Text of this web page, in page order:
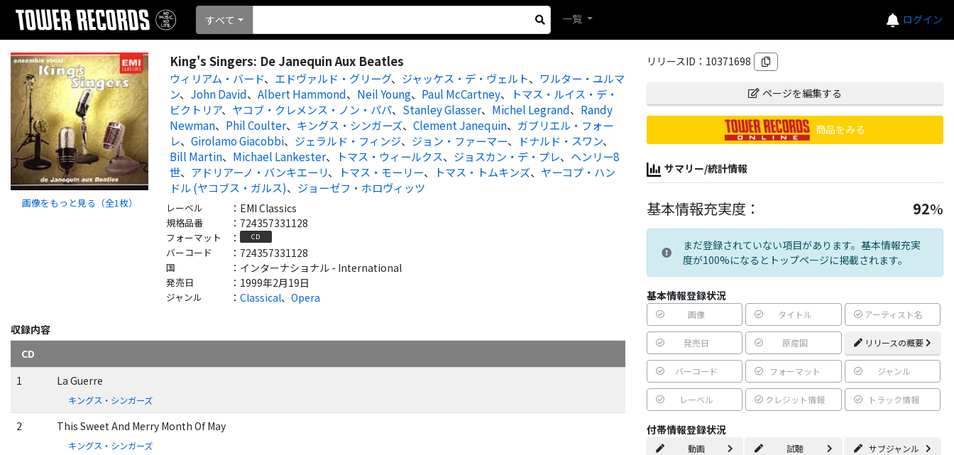
ログイン
すべて 一覧
画像をもっと見る（全1 枚）
King's Singers: De Janequin Aux Beatles
ウィリアム・バード、 エドヴァルド・グリーグ、 ジャッケス・デ・ヴェルト、 ワルター・ユルマ
ン、 John David、 Albert Hammond、 Neil Young、 Paul McCartney、
トマス・ルイス・デ・
ビクトリア、 ヤコブ・クレメンス・ノン・パパ、 Stanley Glasser、 Michel Legrand、 Randy
Newman、 Phil Coulter、 キングス・シンガーズ、 Clement Janequin、 ガブリエル・フォー
レ、 Girolamo Giacobbi、 ジェラルド・フィンジ、 ジョン・ファーマー、 ドナルド・スワン、
Bill Martin、 Michael Lankester、 トマス・ウィールクス、 ジョスカン・デ・プレ、 ヘンリー8
世、 アドリアーノ・バンキエーリ、 トマス・モーリー、 トマス・トムキンズ、 ヤーコプ・ハン
ドル (ヤコブス・ガルス)、 ジョーゼフ・ホロヴィッツ
レーベル ： EMI Classics
規格品番 ： 724357331128
フォーマット ： CD
バーコード ： 724357331128
国 ： インターナショナル - International
発売日 ： 1999年2月19日
ジャンル ： Classical、 Opera
収録内容
CD
1
La Guerre
キングス・シンガーズ
2 This Sweet And Merry Month Of May
キングス・シンガーズ
リリースID： 10371698
ページを編集する
商品をみる
サマリー/統計情報
基本情報充実度： 92%
まだ登録されていない項目があります。基本情報充実
度が100%になるとトップページに掲載されます。
基本情報登録状況
画像 タイトル アーティスト名
発売日 原産国 リリースの概要
バーコード フォーマット ジャンル
レーベル クレジット情報 トラック情報
付帯情報登録状況
動画 試聴 サブジャンル